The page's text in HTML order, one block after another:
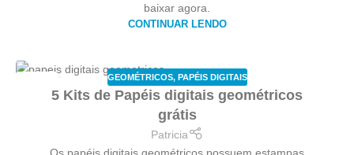
baixar agora.
CONTINUAR LENDO
GEOMÉTRICOS, PAPÉIS DIGITAIS
5 Kits de Papéis digitais geométricos
grátis
Patricia